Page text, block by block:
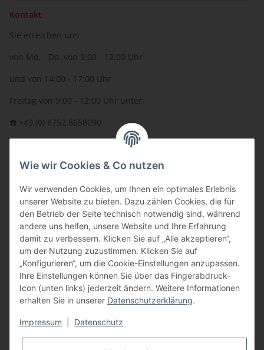
Kontakt
Sie erreichen uns
von Mo. - Do. von 9:00 - 12:00 Uhr
und von 14:00 - 17:00 Uhr
Freitag von 9:00 - 12:00 Uhr unter:
☎️ +49 (0) 8752 8658090
oder über unserKontaktformular
BFT - Autorisierter Fachhändler
Wie wir Cookies & Co nutzen
Wir verwenden Cookies, um Ihnen ein optimales Erlebnis
unserer Website zu bieten. Dazu zählen Cookies, die für
den Betrieb der Seite technisch notwendig sind, während
andere uns helfen, unsere Website und Ihre Erfahrung
damit zu verbessern. Klicken Sie auf „Alle akzeptieren“,
um der Nutzung zuzustimmen. Klicken Sie auf
„Konfigurieren“, um die Cookie-Einstellungen anzupassen.
Ihre Einstellungen können Sie über das Fingerabdruck-
Icon (unten links) jederzeit ändern. Weitere Informationen
erhalten Sie in unserer Datenschutzerklärung.
Impressum Datenschutz